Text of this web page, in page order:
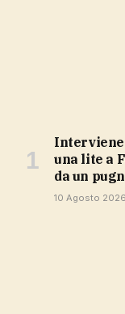
Interviene per difendere il figlio durante
una lite a
da un
10 Agosto 2026